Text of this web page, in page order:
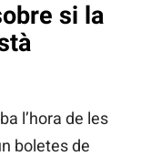
si la
l’hora de les
boletes de